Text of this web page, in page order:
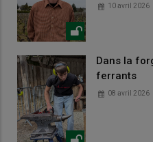
10 avril 2026
Dans la
ferrants
08 avril 2026